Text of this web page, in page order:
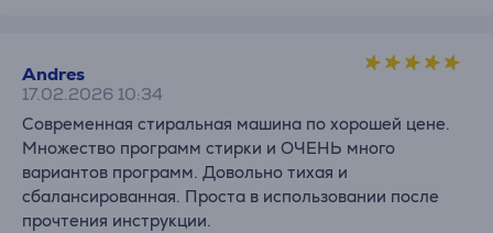
Andres
17.02.2026 10:34
Современная стиральная машина по хорошей цене.
Множество программ стирки и ОЧЕНЬ много
вариантов программ. Довольно тихая и
сбалансированная. Проста в использовании после
прочтения инструкции.